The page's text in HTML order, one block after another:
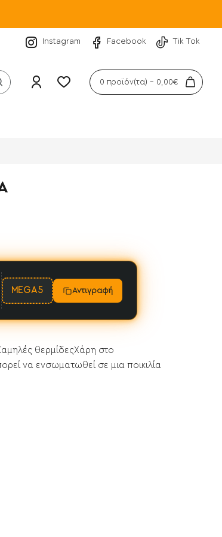
Instagram Facebook Tik Tok
0 προϊόν(τα) - 0,00€
MEGA5 Αντιγραφή
θερμίδεςΧάρη στο
να ενσωματωθεί σε μια ποικιλία